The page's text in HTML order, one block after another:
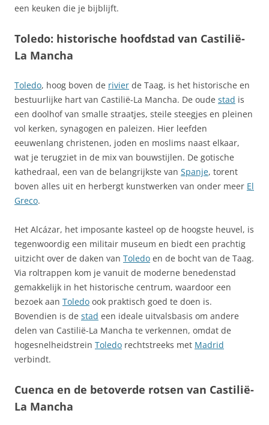
een keuken die je bijblijft.
Toledo: historische hoofdstad van Castilië-
La Mancha
Toledo, hoog boven de rivier de Taag, is het historische en
bestuurlijke hart van Castilië-La Mancha. De oude stad is
een doolhof van smalle straatjes, steile steegjes en pleinen
vol kerken, synagogen en paleizen. Hier leefden
eeuwenlang christenen, joden en moslims naast elkaar,
wat je terugziet in de mix van bouwstijlen. De gotische
kathedraal, een van de belangrijkste van Spanje, torent
boven alles uit en herbergt kunstwerken van onder meer El
Greco.
Het Alcázar, het imposante kasteel op de hoogste heuvel, is
tegenwoordig een militair museum en biedt een prachtig
uitzicht over de daken van Toledo en de bocht van de Taag.
Via roltrappen kom je vanuit de moderne benedenstad
gemakkelijk in het historische centrum, waardoor een
bezoek aan Toledo ook praktisch goed te doen is.
Bovendien is de stad een ideale uitvalsbasis om andere
delen van Castilië-La Mancha te verkennen, omdat de
hogesnelheidstrein Toledo rechtstreeks met Madrid
verbindt.
Cuenca en de betoverde rotsen van Castilië-
La Mancha